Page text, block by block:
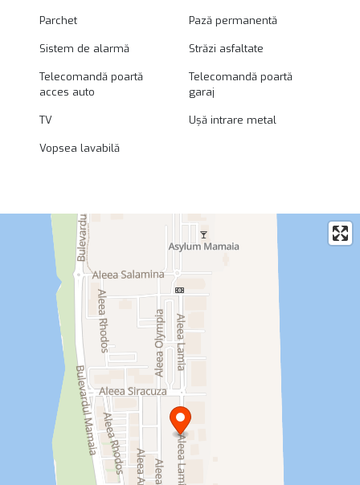
Parchet Pază permanentă
Sistem de alarmă Străzi asfaltate
Telecomandă poartă
acces auto
Telecomandă poartă
garaj
TV Ușă intrare metal
Vopsea lavabilă